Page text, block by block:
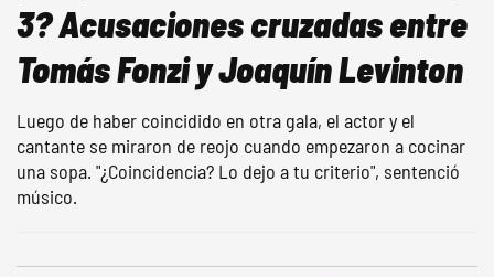
3? Acusaciones cruzadas entre
Tomás Fonzi y Joaquín Levinton
Luego de haber coincidido en otra gala, el actor y el
cantante se miraron de reojo cuando empezaron a cocinar
una sopa. "¿Coincidencia? Lo dejo a tu criterio", sentenció
músico.